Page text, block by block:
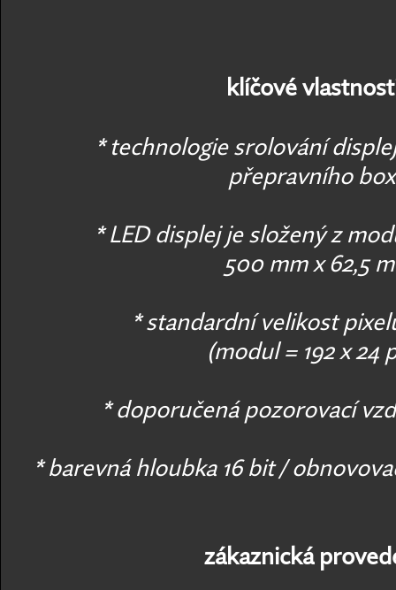
klíčové
* technologie srolování
přepravního
* LED displej je složený z
500 mm x 62,5
* standardní velikost
(modul = 192 x 24
* doporučená pozorovací
* barevná hloubka 16 bit /
zákaznická